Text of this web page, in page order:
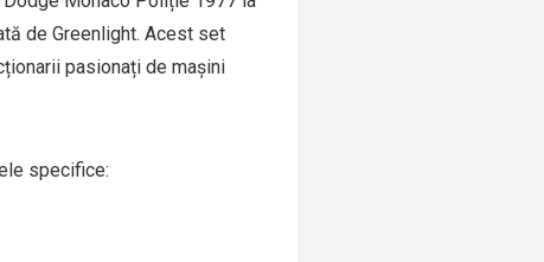
de Greenlight. Acest set
pasionați de mașini
specifice: